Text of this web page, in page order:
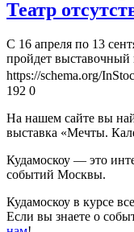
Театр
С 16 апреля по 13
пройдет
https://schema.org/
192 0
На нашем сайте вы
выставка «Мечты.
Кудамоскоу — это
событий Москвы.
Кудамоскоу в курсе
Если вы знаете о